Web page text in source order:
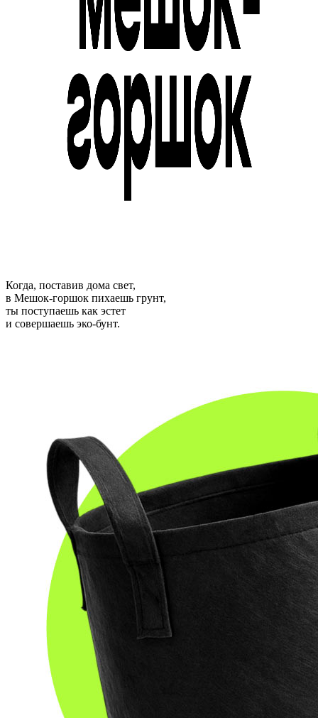
Когда, поставив дома свет,
в Мешок-горшок пихаешь грунт,
ты поступаешь как эстет
и совершаешь эко-бунт.